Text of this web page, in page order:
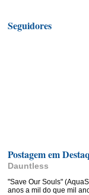
Seguidores
Postagem em
Dauntless
"Save Our Souls"
anos a mil do que mil